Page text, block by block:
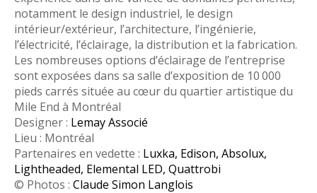
notamment le design industriel, le design
intérieur/extérieur, l’architecture, l’ingénierie,
l’électricité, l’éclairage, la distribution et la fabrication.
Les nombreuses options d’éclairage de l’entreprise
sont exposées dans sa salle d’exposition de 10 000
pieds carrés située au cœur du quartier artistique du
Mile End à Montréal
Designer : Lemay Associé
Lieu : Montréal
Partenaires en vedette : Luxka, Edison, Absolux,
Lightheaded, Elemental LED, Quattrobi
© Photos : Claude Simon Langlois